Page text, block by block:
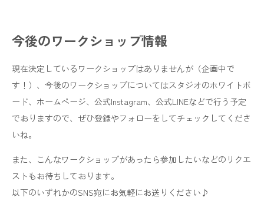
今後のワークショップ情報
現在決定しているワークショップはありませんが（企画中で
す！）、今後のワークショップについてはスタジオのホワイトボ
ード、ホームページ、公式Instagram、公式LINEなどで行う予定
でおりますので、ぜひ登録やフォローをしてチェックしてくださ
いね。
また、こんなワークショップがあったら参加したいなどのリクエ
ストもお待ちしております。
以下のいずれかのSNS宛にお気軽にお送りください♪